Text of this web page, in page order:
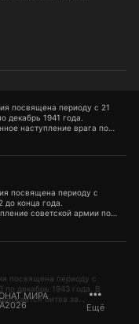
МИРА
Ещё
посвящена периоду с 21
декабрь 1941 года.
наступление врага по
Были потеряны
вся авиация, погибли
посвящена периоду с
до конца года.
советской армии под
пунктов. В ставке
практически все
к поражению и
В июле начинается
битва.
посвящена периоду с
по декабрь 1943 года. В
битва за
которая в итоге приводит к